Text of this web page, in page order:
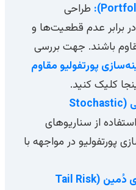
طراحی
برابر عدم قطعیت‌ها و
باشند. جهت بررسی
پورتفولیو مقاوم
کلیک کنید.
برنامه‌ریزی تصادفی (Stochastic
استفاده از سناریوهای
پورتفولیو در مواجهه با
مدیریت ریسک‌های دُمین (Tail Risk